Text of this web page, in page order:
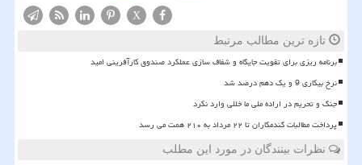
X
تازه ترین مطالب مرتبط
برنامه ریزی برای تقویت جایگاه و شفاف سازی عملکرد صندوق کارآفرینی امید
نرخ بیکاری 9 و یک دهم درصد شد
جنگ و تحریم در اراده ملی ما خللی وارد نکرد
پرداخت مطالبات گندمکاران تا ۲۲ مرداد به ۲۱۰ همت می رسد
نظرات بینندگان در مورد این مطلب